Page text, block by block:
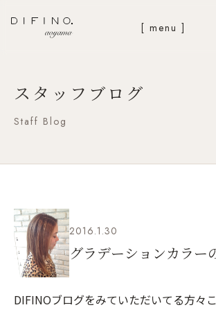
[ menu ]
スタッフブログ
Staff Blog
2016.1.30
グラデーションカラー
DIFINOブログをみていただいてる方々